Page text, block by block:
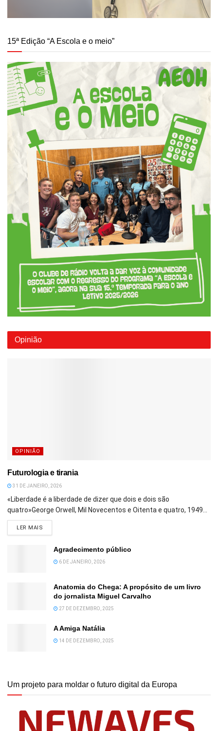
15ª Edição “A Escola e o meio”
Opinião
OPINIÃO
Futurologia e tirania
31 DE JANEIRO, 2026
«Liberdade é a liberdade de dizer que dois e dois são
quatro»George Orwell, Mil Novecentos e Oitenta e quatro, 1949...
LER MAIS
Agradecimento público
6 DE JANEIRO, 2026
Anatomia do Chega: A propósito de um livro
do jornalista Miguel Carvalho
27 DE DEZEMBRO, 2025
A Amiga Natália
14 DE DEZEMBRO, 2025
Um projeto para moldar o futuro digital da Europa